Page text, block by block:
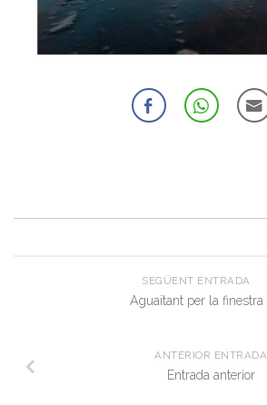
SEGÜENT ENTRADA
Aguaitant per la finestra
ANTERIOR ENTRADA
Entrada anterior